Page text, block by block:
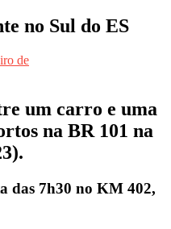
no Sul do ES
de
um carro e uma
na BR 101 na
das 7h30 no KM 402,